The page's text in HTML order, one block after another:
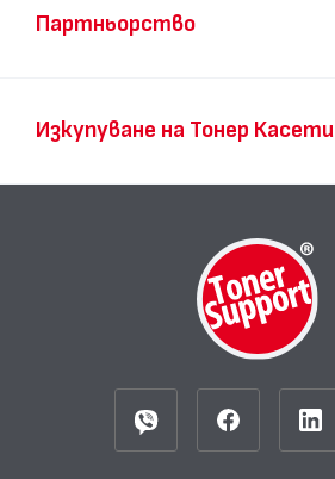
Партньорство
Изкупуване на Тонер Касети